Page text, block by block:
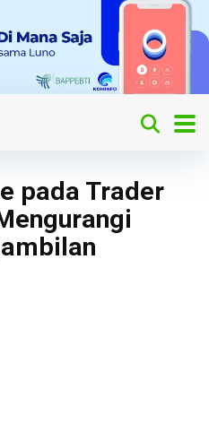
pada Trader